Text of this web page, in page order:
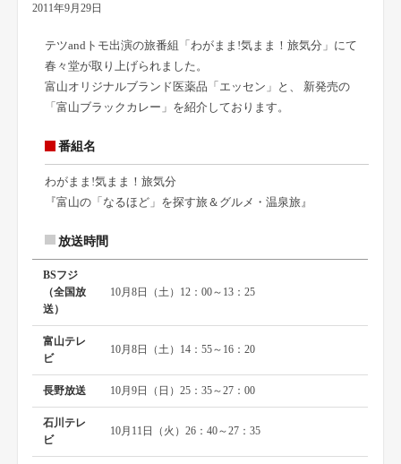
2011年9月29日
テツandトモ出演の旅番組「わがまま!気まま！旅気分」にて
春々堂が取り上げられました。
富山オリジナルブランド医薬品「エッセン」と、 新発売の
「富山ブラックカレー」を紹介しております。
番組名
わがまま!気まま！旅気分
『富山の「なるほど」を探す旅＆グルメ・温泉旅』
放送時間
BSフジ
（全国放
送）
10月8日（土）12：00～13：25
富山テレ
ビ
10月8日（土）14：55～16：20
長野放送 10月9日（日）25：35～27：00
石川テレ
ビ
10月11日（火）26：40～27：35